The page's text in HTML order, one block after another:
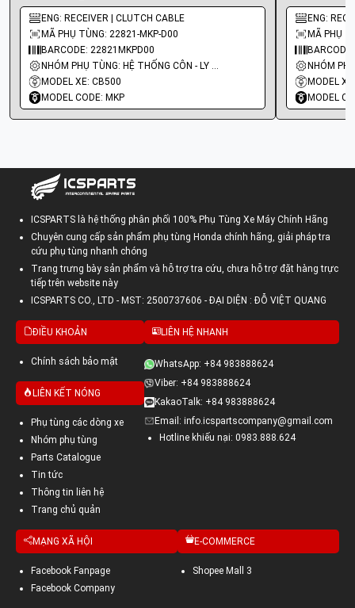
ENG: RECEIVER | CLUTCH CABLE
MÃ PHỤ TÙNG: 22821-MKP-D00
BARCODE: 22821MKPD00
NHÓM PHỤ TÙNG: HỆ THỐNG CÔN - LY HỢP - TRỤC SỐ - BÁNH RĂNG
MODEL XE: CB500
MODEL CODE: MKP
ENG:
MÃ PHỤ
MODEL
MODEL
ICSPARTS là hệ thống phân phối 100% Phụ Tùng Xe Máy Chính Hãng
Chuyên cung cấp sản phẩm phụ tùng Honda chính hãng, giải pháp tra
cứu phụ tùng nhanh chóng
Trang trưng bày sản phẩm và hỗ trợ tra cứu, chưa hỗ trợ đặt hàng trực
tiếp trên website này
ICSPARTS CO., LTD - MST: 2500737606 - ĐẠI DIỆN : ĐỖ VIỆT QUANG
ĐIỀU KHOẢN
Chính sách bảo mật
LIÊN KẾT NÓNG
Phụ tùng các dòng xe
Nhóm phụ tùng
Parts Catalogue
Tin tức
Thông tin liên hệ
Trang chủ quản
LIÊN HỆ NHANH
WhatsApp: +84 983888624
Viber: +84 983888624
KakaoTalk: +84 983888624
Email: info.icspartscompany@gmail.com
Hotline khiếu nại: 0983.888.624
MẠNG XÃ HỘI
Facebook Fanpage
Facebook Company
E-COMMERCE
Shopee Mall 3